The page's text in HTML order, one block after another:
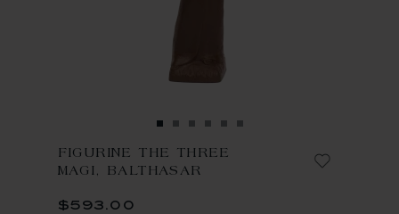
FIGURINE THE THREE
MAGI, BALTHASAR
$593.00